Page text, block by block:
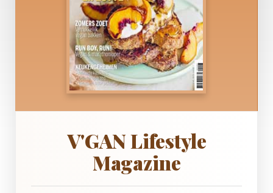
V'GAN Lifestyle
Magazine